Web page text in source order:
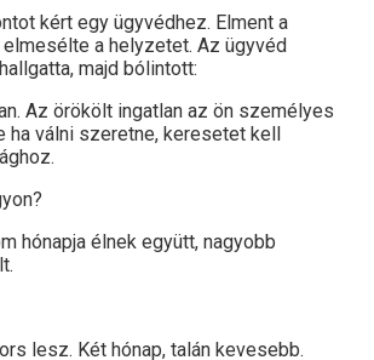
kért egy ügyvédhez. Elment a
a helyzetet. Az ügyvéd
majd bólintott:
Az örökölt ingatlan az ön személyes
ha válni szeretne, keresetet kell
hónapja élnek együtt, nagyobb
lesz. Két hónap, talán kevesebb.